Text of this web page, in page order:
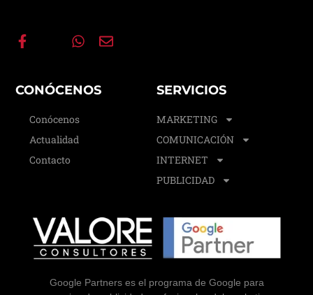
Google Partners es el programa de Google para
SERVICIOS
MARKETING
COMUNICACIÓN
INTERNET
PUBLICIDAD
CONÓCENOS
Conócenos
Actualidad
Contacto